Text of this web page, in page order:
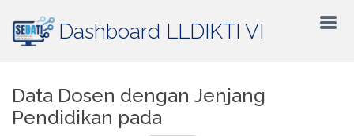
Dashboard LLDIKTI VI
Data Dosen dengan Jenjang
Pendidikan pada